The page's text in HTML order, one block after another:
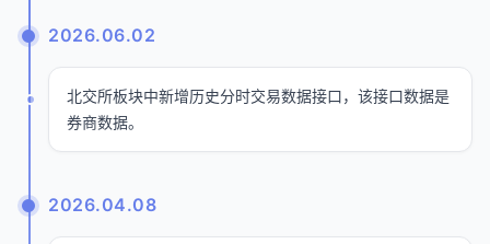
2026.06.02
北交所板块中新增历史分时交易数据接口，该接口数据是
券商数据。
2026.04.08